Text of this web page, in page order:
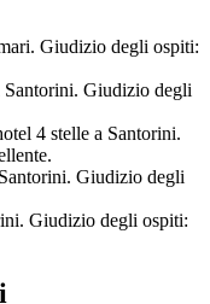
Giudizio degli ospiti:
Giudizio degli
4 stelle a Santorini.
Giudizio degli
Giudizio degli ospiti: